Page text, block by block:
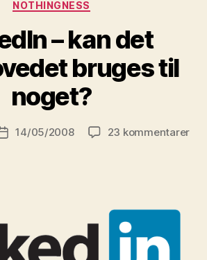
NOTHINGNESS
– kan det
bruges til
noget?
Indlægsdato
14/05/2008 23 kommentarertil